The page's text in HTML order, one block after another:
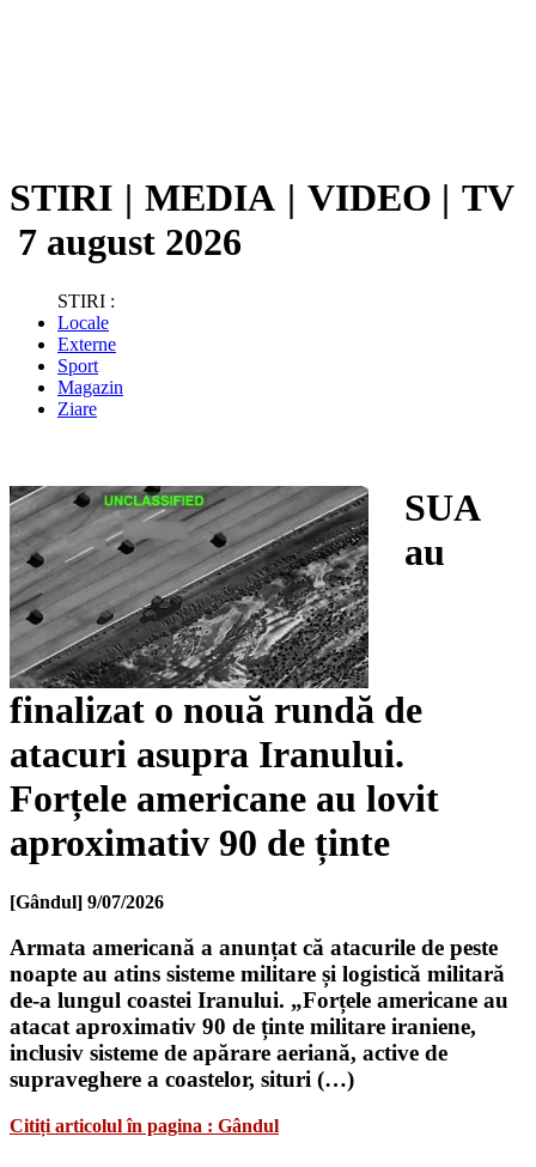
STIRI | MEDIA | VIDEO | TV
7 august 2026
STIRI :
Locale
Externe
Sport
Magazin
Ziare
SUA
au
finalizat o nouă rundă de
atacuri asupra Iranului.
Forțele americane au lovit
aproximativ 90 de ținte
[Gândul] 9/07/2026
Armata americană a anunțat că atacurile de peste
noapte au atins sisteme militare și logistică militară
de-a lungul coastei Iranului. „Forțele americane au
atacat aproximativ 90 de ținte militare iraniene,
inclusiv sisteme de apărare aeriană, active de
supraveghere a coastelor, situri (…)
Citiți articolul în pagina : Gândul